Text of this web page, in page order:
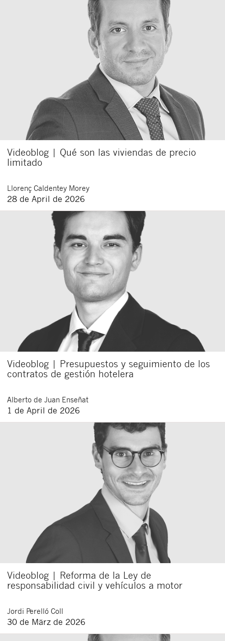
Videoblog | Qué son las viviendas de precio
limitado
Llorenç Caldentey Morey
28 de April de 2026
Videoblog | Presupuestos y seguimiento de los
contratos de gestión hotelera
Alberto de Juan Enseñat
1 de April de 2026
Videoblog | Reforma de la Ley de
responsabilidad civil y vehículos a motor
Jordi Perelló Coll
30 de März de 2026